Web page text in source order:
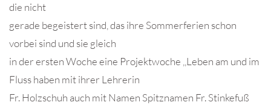
die nicht
gerade begeistert sind, das ihre Sommerferien schon
vorbei sind und sie gleich
in der ersten Woche eine Projektwoche ,,Leben am und im
Fluss haben mit ihrer Lehrerin
Fr. Holzschuh auch mit Namen Spitznamen Fr. Stinkefuß